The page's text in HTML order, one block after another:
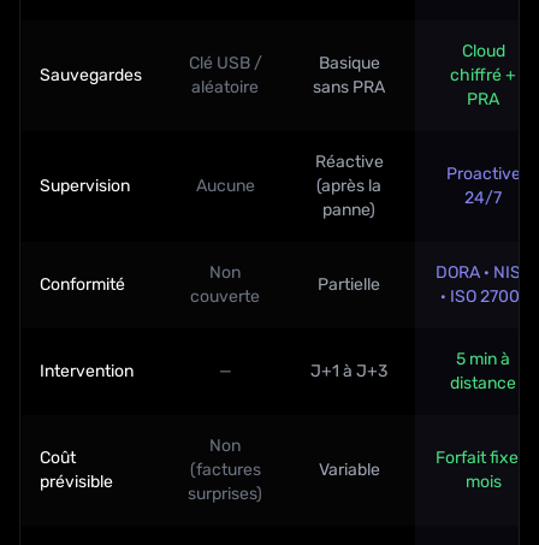
Sauvegardes
Clé USB /
aléatoire
Basique
sans PRA
Cloud
chiffré +
PRA
Supervision Aucune
Réactive
(après la
panne)
Proactive
24/7
Conformité
Non
couverte
Partielle
DORA · NIS2
· ISO 27001
Intervention — J+1 à J+3
5 min à
distance
Coût
prévisible
Non
(factures
surprises)
Variable
Forfait fixe /
mois